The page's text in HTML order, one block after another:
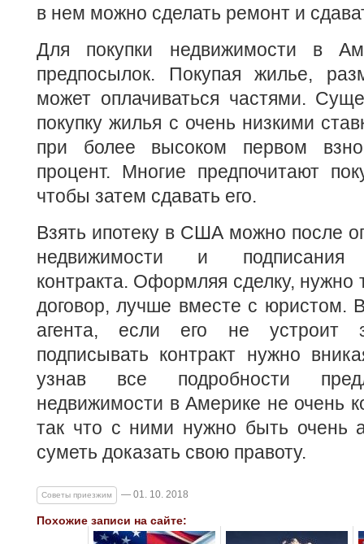
в нем можно сделать ремонт и
Для покупки недвижимости в
предпосылок. Покупая жилье,
может оплачиваться частями.
покупку жилья с очень низкими
при более высоком первом
процент. Многие предпочитают
чтобы затем сдавать его.
Взять ипотеку в США можно после
недвижимости и подписания
контракта. Оформляя сделку, нужно
договор, лучше вместе с юристом.
агента, если его не устроит
подписывать контракт нужно
узнав все подробности
недвижимости в Америке не очень
так что с ними нужно быть очень
суметь доказать свою правоту.
Советы приезжим — 01. 10. 2018
Похожие записи на сайте: